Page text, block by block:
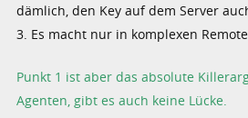
dämlich, den Key auf dem Server
3. Es macht nur in komplexen
Punkt 1 ist aber das absolute
Agenten, gibt es auch keine Lücke.